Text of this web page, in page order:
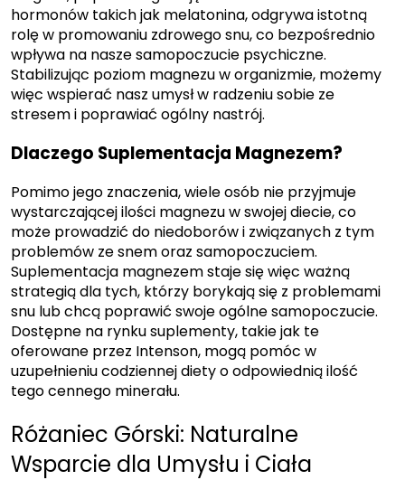
hormonów takich jak melatonina, odgrywa istotną
rolę w promowaniu zdrowego snu, co bezpośrednio
wpływa na nasze samopoczucie psychiczne.
Stabilizując poziom magnezu w organizmie, możemy
więc wspierać nasz umysł w radzeniu sobie ze
stresem i poprawiać ogólny nastrój.
Dlaczego Suplementacja Magnezem?
Pomimo jego znaczenia, wiele osób nie przyjmuje
wystarczającej ilości magnezu w swojej diecie, co
może prowadzić do niedoborów i związanych z tym
problemów ze snem oraz samopoczuciem.
Suplementacja magnezem staje się więc ważną
strategią dla tych, którzy borykają się z problemami
snu lub chcą poprawić swoje ogólne samopoczucie.
Dostępne na rynku suplementy, takie jak te
oferowane przez Intenson, mogą pomóc w
uzupełnieniu codziennej diety o odpowiednią ilość
tego cennego minerału.
Różaniec Górski: Naturalne
Wsparcie dla Umysłu i Ciała